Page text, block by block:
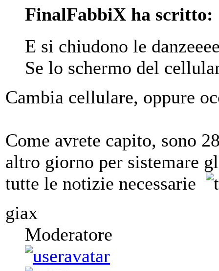
FinalFabbiX ha scritto:
E si chiudono le
Se lo schermo del
Cambia cellulare, oppure
Come avrete capito, sono
altro giorno per sistemare
tutte le notizie necessarie
giax
Moderatore